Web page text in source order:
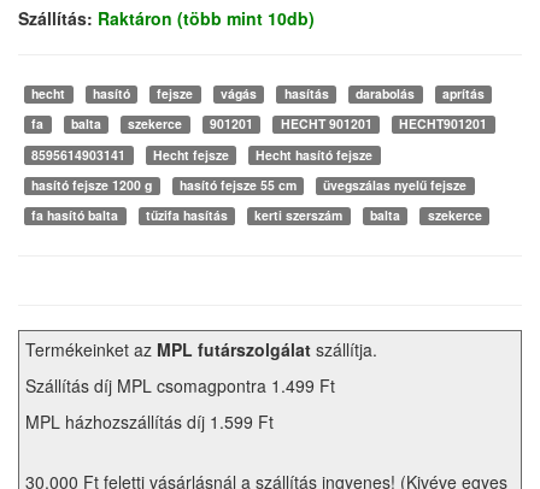
Szállítás: Raktáron (több mint 10db)
hecht hasító fejsze vágás hasítás darabolás
aprítás
fa
balta szekerce 901201 HECHT 901201
HECHT901201
8595614903141
Hecht fejsze
Hecht hasító fejsze
hasító fejsze 1200 g
hasító fejsze 55 cm
üvegszálas nyelű fejsze
fa hasító balta
tűzifa hasítás kerti szerszám balta szekerce
Termékeinket az MPL futárszolgálat szállítja.
Szállítás díj MPL csomagpontra 1.499 Ft
MPL házhozszállítás díj 1.599 Ft
30.000 Ft feletti vásárlásnál a szállítás ingyenes! (Kivéve egyes